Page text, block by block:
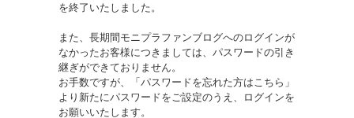
を終了いたしました。
また、長期間モニプラファンブログへのログインが
なかったお客様につきましては、パスワードの引き
継ぎができておりません。
お手数ですが、「パスワードを忘れた方はこちら」
より新たにパスワードをご設定のうえ、ログインを
お願いいたします。